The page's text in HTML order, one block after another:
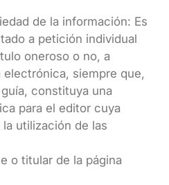
de la información: Es
a petición individual
oneroso o no, a
electrónica, siempre que,
constituya una
para el editor cuya
utilización de las
o titular de la página